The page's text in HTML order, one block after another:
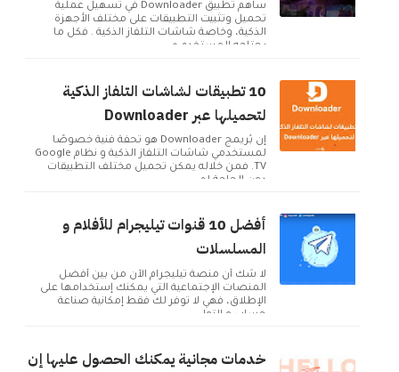
ساهم تطبيق Downloader في تسهيل عملية
تحميل وتثبيت التطبيقات على مختلف الأجهزة
الذكية، وخاصة شاشات التلفاز الذكية . فكل ما
يحتاجه المستخدم ه...
10 تطبيقات لشاشات التلفاز الذكية
لتحميلها عبر Downloader
إن بُريمج Downloader هو تحفة فنية خصوصًا
لمستخدمي شاشات التلفاز الذكية و نظام Google
TV. فمن خلاله يمكن تحميل مختلف التطبيقات
دون الحاجة لم...
أفضل 10 قنوات تيليجرام للأفلام و
المسلسلات
لا شك أن منصة تيليجرام الآن من بين أفضل
المنصات الإجتماعية التي يمكنك إستخدامها على
الإطلاق، فهي لا توفر لك فقط إمكانية صناعة
حساب و التوا...
خدمات مجانية يمكنك الحصول عليها إن